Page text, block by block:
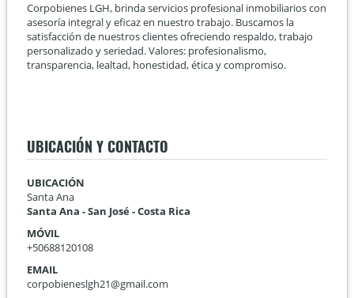
Corpobienes LGH, brinda servicios profesional inmobiliarios con
asesoría integral y eficaz en nuestro trabajo. Buscamos la
satisfacción de nuestros clientes ofreciendo respaldo, trabajo
personalizado y seriedad. Valores: profesionalismo,
transparencia, lealtad, honestidad, ética y compromiso.
UBICACIÓN Y CONTACTO
UBICACIÓN
Santa Ana
Santa Ana - San José - Costa Rica
MÓVIL
+50688120108
EMAIL
corpobieneslgh21@gmail.com